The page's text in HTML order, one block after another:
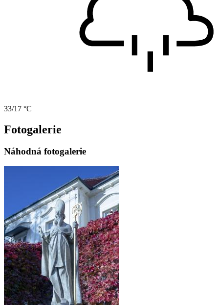
33/17 °C
Fotogalerie
Náhodná fotogalerie